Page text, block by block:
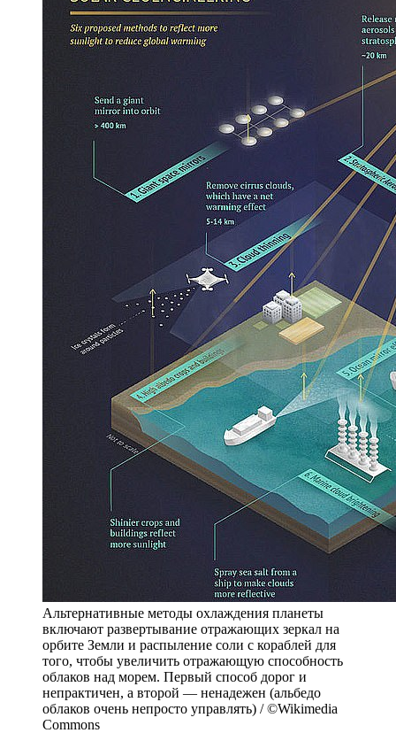
Альтернативные методы охлаждения планеты
включают развертывание отражающих зеркал на
орбите Земли и распыление соли с кораблей для
того, чтобы увеличить отражающую способность
облаков над морем. Первый способ дорог и
непрактичен, а второй — ненадежен (альбедо
облаков очень непросто управлять) / ©Wikimedia
Commons